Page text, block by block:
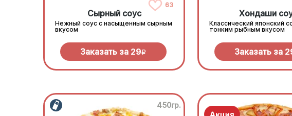
63
Сырный соус
Нежный соус с насыщенным сырным
вкусом
Заказать за 29R
Хондаши
Классический японский
тонким рыбным вкусом
Заказать за
450гр.